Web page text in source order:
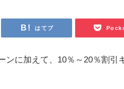
はてブ
ンに加えて、10％～20％割引